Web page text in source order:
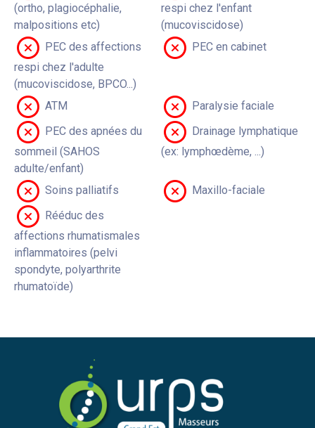
(ortho, plagiocéphalie,
malpositions etc)
respi chez l'enfant
(mucoviscidose)
PEC des affections
respi chez l'adulte
(mucoviscidose, BPCO...)
PEC en cabinet
ATM
Paralysie faciale
PEC des apnées du
sommeil (SAHOS
adulte/enfant)
Drainage lymphatique
(ex: lymphœdème, ...)
Soins palliatifs
Maxillo-faciale
Rééduc des
affections rhumatismales
inflammatoires (pelvi
spondyte, polyarthrite
rhumatoïde)